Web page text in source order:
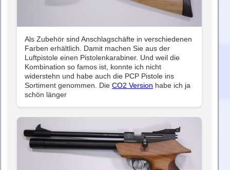
Als Zubehör sind Anschlagschäfte in verschiedenen
Farben erhältlich. Damit machen Sie aus der
Luftpistole einen Pistolenkarabiner. Und weil die
Kombination so famos ist, konnte ich nicht
widerstehn und habe auch die PCP Pistole ins
Sortiment genommen. Die CO2 Version habe ich ja
schön länger